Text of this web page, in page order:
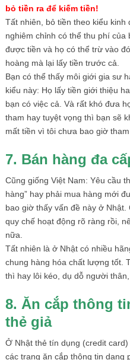
bỏ tiền ra để kiếm tiền!
Tất nhiên, bỏ tiền theo kiểu
nghiêm chỉnh có thể thu phí
được tiền và họ có thể trừ vào
hoàng mà lại lấy tiền trước cả.
Bạn có thể thấy môi giới gia sư
kiểu này: Họ lấy tiền giới thiệu
bạn có việc cả. Và rất khó đưa
tham hay tuyệt vọng thì bạn sẽ
mất tiền vì tôi chưa bao giờ
7. Bán hàng đa
Cũng giống Việt Nam: Yêu cầu
hàng” hay phải mua hàng mới
bao giờ thấy vấn đề này ở
quy chế hoạt động rõ ràng rồi,
nữa.
Tất nhiên là ở Nhật có nhiều
chung hàng hóa chất lượng tốt.
thì hay lôi kéo, dụ dỗ người
8. Ăn cắp thông
thẻ giả
Ở Nhật thẻ tín dụng (credit
các trang ăn cắp thông tin dạng